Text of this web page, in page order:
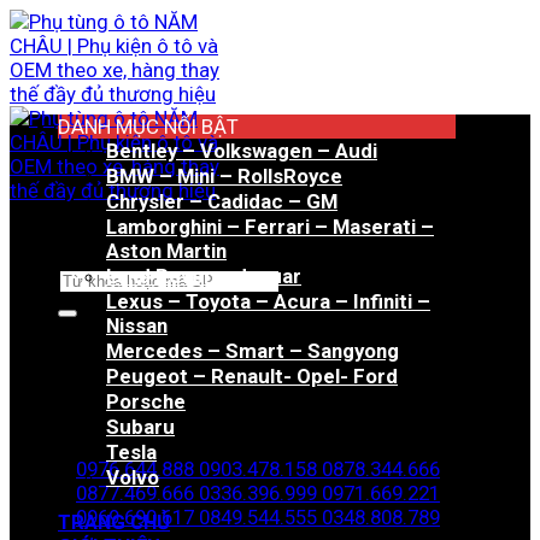
Bỏ
qua
nội
dung
Tìm
Hotline đặt hàng
0976.644.888 0903.478.158 0878.344.666
0877.469.666 0336.396.999 0971.669.221
0969.690.617 0849.544.555 0348.808.789
DANH MỤC NỔI BẬT
Bentley – Volkswagen – Audi
BMW – Mini – RollsRoyce
Chrysler – Cadidac – GM
Lamborghini – Ferrari – Maserati –
Aston Martin
Land Rover – Jaguar
Lexus – Toyota – Acura – Infiniti –
Nissan
Mercedes – Smart – Sangyong
Peugeot – Renault- Opel- Ford
Porsche
Subaru
Tesla
Volvo
TRANG CHỦ